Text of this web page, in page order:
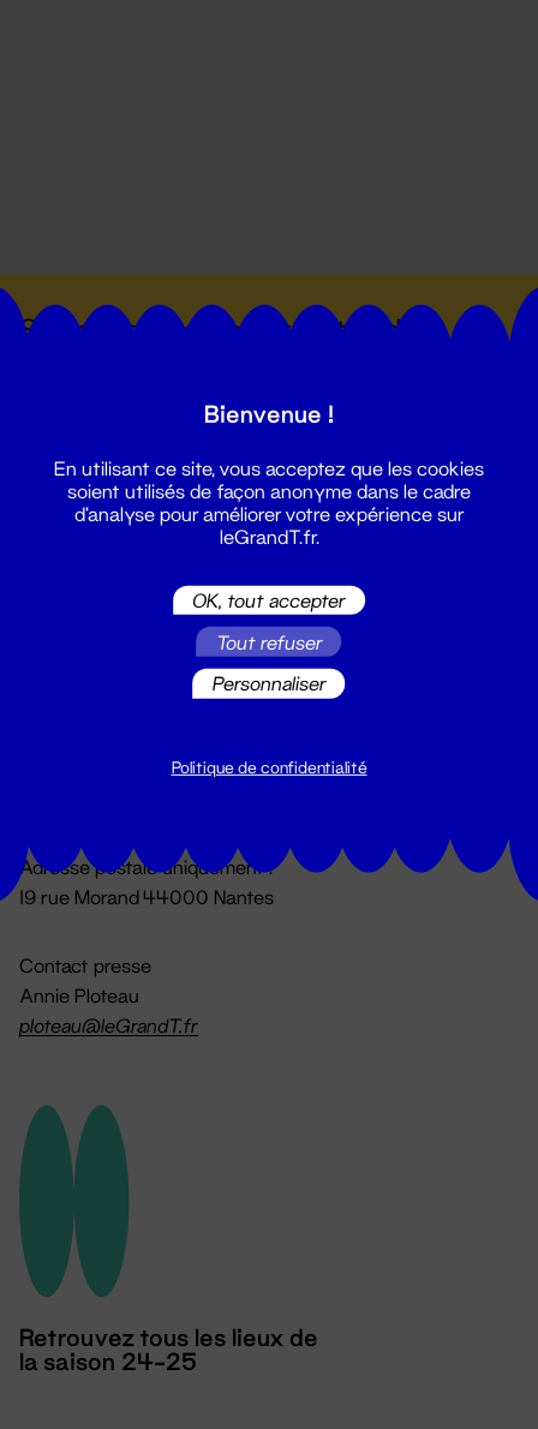
Suivez toutes les actualités du
Du lundi au vendredi 14h → 18h
Adresse postale uniquement :
19 rue Morand 44000 Nantes
Contact presse
Annie Ploteau
ploteau@leGrandT.fr
Retrouvez tous les lieux de
la saison 24-25
Bienvenue !
En utilisant ce site, vous acceptez que les cookies
soient utilisés de façon anonyme dans le cadre
d'analyse pour améliorer votre expérience sur
leGrandT.fr.
OK, tout accepter
Tout refuser
Personnaliser
Politique de confidentialité